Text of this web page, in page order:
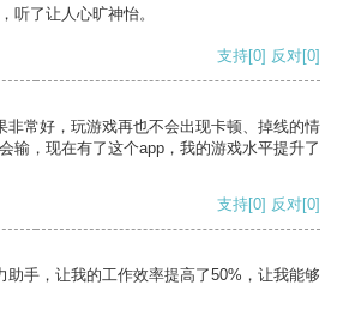
听了让人心旷神怡。
支持[0] 反对[0]
非常好，玩游戏再也不会出现卡顿、掉线的情
输，现在有了这个app，我的游戏水平提升了
支持[0] 反对[0]
助手，让我的工作效率提高了50%，让我能够